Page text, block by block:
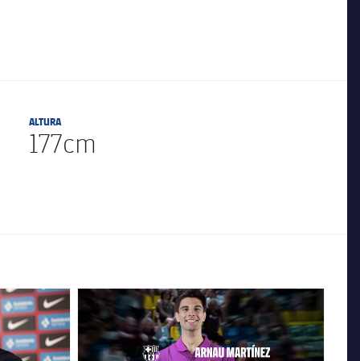
ALTURA
177cm
FC Barcelona club badge